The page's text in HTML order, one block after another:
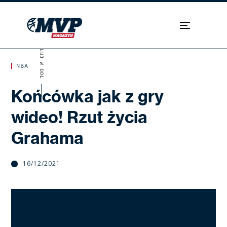
NBA
Końcówka jak z gry
wideo! Rzut życia
Grahama
16/12/2021
SKROLUJ W DÓŁ